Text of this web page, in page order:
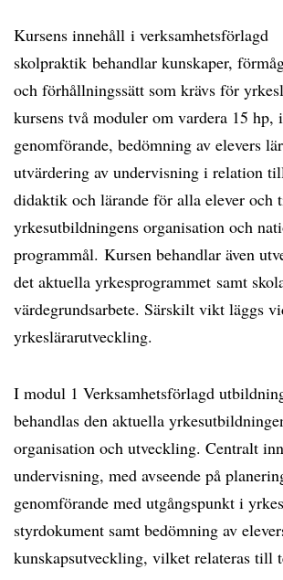
Kursens innehåll i verksamhetsförlagd
skolpraktik behandlar kunskaper,
och förhållningssätt som krävs för
kursens två moduler om vardera 15 hp,
genomförande, bedömning av elevers
utvärdering av undervisning i relation
didaktik och lärande för alla elever och
yrkesutbildningens organisation och
programmål. Kursen behandlar även
det aktuella yrkesprogrammet samt
värdegrundsarbete. Särskilt vikt läggs
yrkeslärarutveckling.
I modul 1 Verksamhetsförlagd
behandlas den aktuella
organisation och utveckling. Centralt
undervisning, med avseende på
genomförande med utgångspunkt i
styrdokument samt bedömning av
kunskapsutveckling, vilket relateras till